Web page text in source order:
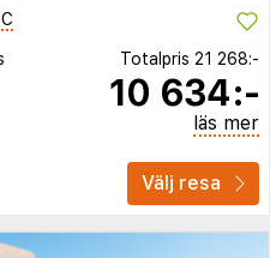
Totalpris 21 268:-
10 634:-
läs mer
Välj resa